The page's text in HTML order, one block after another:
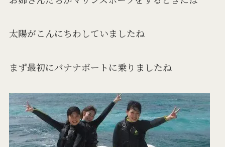
太陽がこんにちわしていましたね
まず最初にバナナボートに乗りましたね